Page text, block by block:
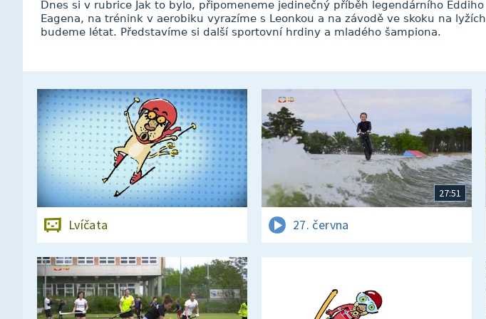
Dnes si v rubrice Jak to bylo, připomeneme jedinečný příběh legendárního Eddiho
Eagena, na trénink v aerobiku vyrazíme s Leonkou a na závodě ve skoku na lyžích
budeme létat. Představíme si další sportovní hrdiny a mladého šampiona.
Lvíčata
27:51
27. června